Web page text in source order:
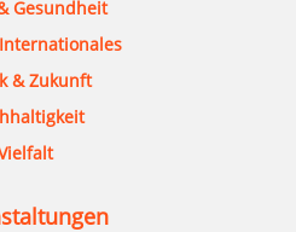
Gesundheit
& Zukunft